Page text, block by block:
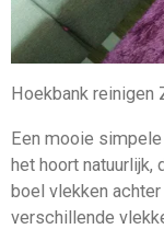
Hoekbank reinigen
Een mooie
het hoort natuurlijk,
boel vlekken
verschillende